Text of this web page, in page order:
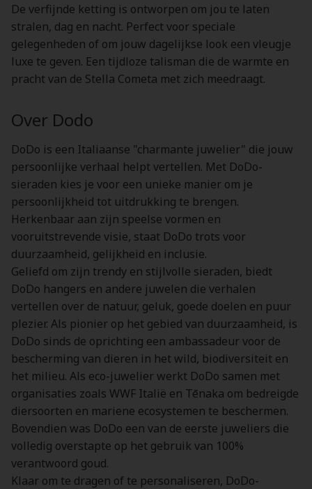
De verfijnde ketting is ontworpen om jou te laten
stralen, dag en nacht. Perfect voor speciale
gelegenheden of om jouw dagelijkse look een vleugje
luxe te geven. Een tijdloze talisman die de warmte en
pracht van de Stella Cometa met zich meedraagt.
Over Dodo
DoDo is een Italiaanse "charmante juwelier" die jouw
persoonlijke verhaal helpt vertellen. Met DoDo-
sieraden kies je voor een unieke manier om je
persoonlijkheid tot uitdrukking te brengen.
Herkenbaar aan zijn speelse vormen en
vooruitstrevende visie, staat DoDo trots voor
duurzaamheid, gelijkheid en inclusie.
Geliefd om zijn trendy en stijlvolle sieraden, biedt
DoDo hangers en andere juwelen die verhalen
vertellen over de natuur, geluk, goede doelen en puur
plezier. Als pionier op het gebied van duurzaamheid, is
DoDo sinds de oprichting een ambassadeur voor de
bescherming van dieren in het wild, biodiversiteit en
het milieu. Als eco-juwelier werkt DoDo samen met
organisaties zoals WWF Italië en Tēnaka om bedreigde
diersoorten en mariene ecosystemen te beschermen.
Bovendien was DoDo een van de eerste juweliers die
volledig overstapte op het gebruik van 100%
verantwoord goud.
Klaar om te dragen of te personaliseren, DoDo-